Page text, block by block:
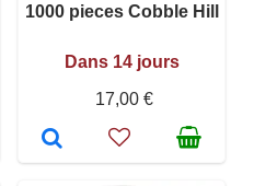
1000 pieces Cobble Hill
Dans 14 jours
17,00 €